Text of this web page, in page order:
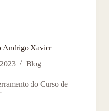
Andrigo Xavier
Blog
do Curso de